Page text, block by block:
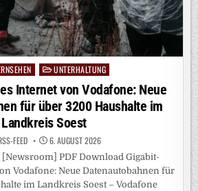
UNTERHALTUNG
Internet von Vodafone: Neue
für über 3200 Haushalte im
Landkreis Soest
FEED 6. AUGUST 2026
PDF Download Gigabit-
Vodafone: Neue Datenautobahnen für
im Landkreis Soest – Vodafone